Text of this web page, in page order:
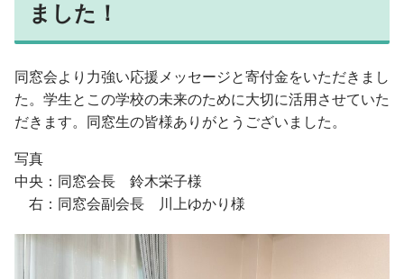
財務情報
養護教育専攻
地域看護学専攻
助産学専攻
基礎教養科目・ゼミナール
卒業生インタビュー
イベント
学生生活経済学
入試情報トップ
交通案内
図書館トップ
利用案内
利用規程
図書館活用術
オープンキャンパス
公開講座トップ
地域連携センター
公開講座一覧
出張講座・出前講座・講師派遣
ました！
同窓会より力強い応援メッセージと寄付金をいただきまし
た。学生とこの学校の未来のために大切に活用させていた
だきます。同窓生の皆様ありがとうございました。
写真
中央：同窓会長 鈴木栄子様
右：同窓会副会長 川上ゆかり様